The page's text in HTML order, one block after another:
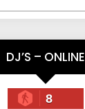
DJ’S – ONLINE
8